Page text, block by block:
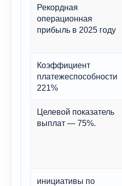
Рекордная
операционная
прибыль в 2025 году
Коэффициент
платежеспособности
221%
Целевой показатель
выплат — 75%.
инициативы по